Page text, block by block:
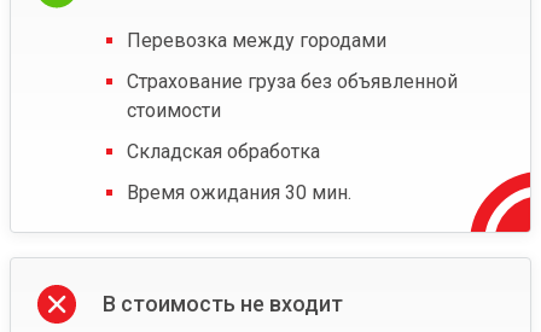
Перевозка между городами
Страхование груза без объявленной
стоимости
Складская обработка
Время ожидания 30 мин.
В стоимость не входит